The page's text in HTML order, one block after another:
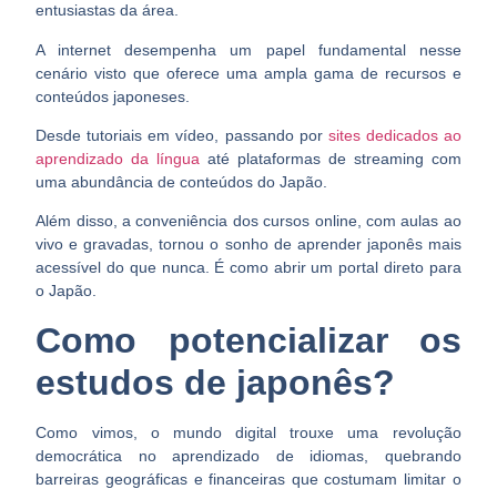
entusiastas da área.
A internet desempenha um papel fundamental nesse
cenário visto que oferece uma ampla gama de recursos e
conteúdos japoneses.
Desde tutoriais em vídeo, passando por sites dedicados ao
aprendizado da língua até plataformas de streaming com
uma abundância de conteúdos do Japão.
Além disso, a conveniência dos cursos online, com aulas ao
vivo e gravadas, tornou o sonho de aprender japonês mais
acessível do que nunca. É como abrir um portal direto para
o Japão.
Como potencializar os
estudos de japonês?
Como vimos, o mundo digital trouxe uma revolução
democrática no aprendizado de idiomas, quebrando
barreiras geográficas e financeiras que costumam limitar o